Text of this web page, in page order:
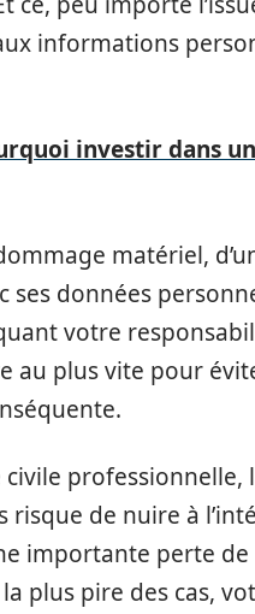
informations
investir dans
matériel,
ses données
votre
au plus vite pour
risque de nuire à
importante perte
plus pire des cas,